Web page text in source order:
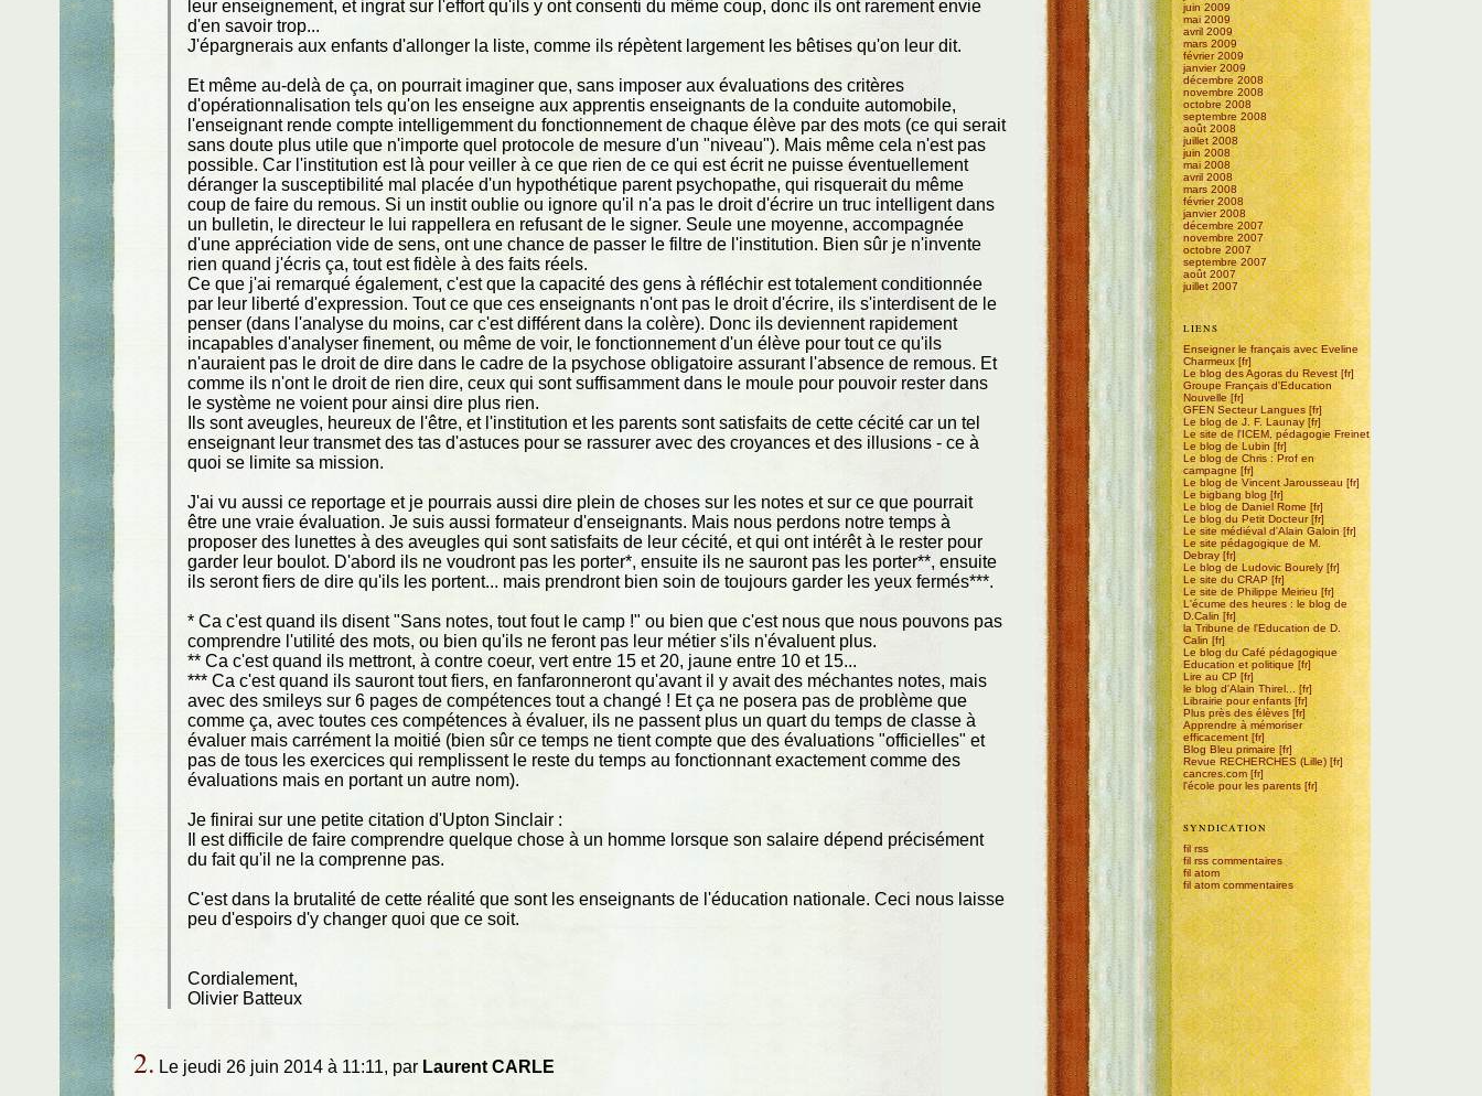
leur enseignement, et ingrat sur l'effort qu'ils y ont consenti du même coup, donc ils ont rarement envie
d'en savoir trop...
J'épargnerais aux enfants d'allonger la liste, comme ils répètent largement les bêtises qu'on leur dit.
Et même au-delà de ça, on pourrait imaginer que, sans imposer aux évaluations des critères
d'opérationnalisation tels qu'on les enseigne aux apprentis enseignants de la conduite automobile,
l'enseignant rende compte intelligemment du fonctionnement de chaque élève par des mots (ce qui serait
sans doute plus utile que n'importe quel protocole de mesure d'un "niveau"). Mais même cela n'est pas
possible. Car l'institution est là pour veiller à ce que rien de ce qui est écrit ne puisse éventuellement
déranger la susceptibilité mal placée d'un hypothétique parent psychopathe, qui risquerait du même
coup de faire du remous. Si un instit oublie ou ignore qu'il n'a pas le droit d'écrire un truc intelligent dans
un bulletin, le directeur le lui rappellera en refusant de le signer. Seule une moyenne, accompagnée
d'une appréciation vide de sens, ont une chance de passer le filtre de l'institution. Bien sûr je n'invente
rien quand j'écris ça, tout est fidèle à des faits réels.
Ce que j'ai remarqué également, c'est que la capacité des gens à réfléchir est totalement conditionnée
par leur liberté d'expression. Tout ce que ces enseignants n'ont pas le droit d'écrire, ils s'interdisent de le
penser (dans l'analyse du moins, car c'est différent dans la colère). Donc ils deviennent rapidement
incapables d'analyser finement, ou même de voir, le fonctionnement d'un élève pour tout ce qu'ils
n'auraient pas le droit de dire dans le cadre de la psychose obligatoire assurant l'absence de remous. Et
comme ils n'ont le droit de rien dire, ceux qui sont suffisamment dans le moule pour pouvoir rester dans
le système ne voient pour ainsi dire plus rien.
Ils sont aveugles, heureux de l'être, et l'institution et les parents sont satisfaits de cette cécité car un tel
enseignant leur transmet des tas d'astuces pour se rassurer avec des croyances et des illusions - ce à
quoi se limite sa mission.
J'ai vu aussi ce reportage et je pourrais aussi dire plein de choses sur les notes et sur ce que pourrait
être une vraie évaluation. Je suis aussi formateur d'enseignants. Mais nous perdons notre temps à
proposer des lunettes à des aveugles qui sont satisfaits de leur cécité, et qui ont intérêt à le rester pour
garder leur boulot. D'abord ils ne voudront pas les porter*, ensuite ils ne sauront pas les porter**, ensuite
ils seront fiers de dire qu'ils les portent... mais prendront bien soin de toujours garder les yeux fermés***.
* Ca c'est quand ils disent "Sans notes, tout fout le camp !" ou bien que c'est nous que nous pouvons pas
comprendre l'utilité des mots, ou bien qu'ils ne feront pas leur métier s'ils n'évaluent plus.
** Ca c'est quand ils mettront, à contre coeur, vert entre 15 et 20, jaune entre 10 et 15...
*** Ca c'est quand ils sauront tout fiers, en fanfaronneront qu'avant il y avait des méchantes notes, mais
avec des smileys sur 6 pages de compétences tout a changé ! Et ça ne posera pas de problème que
comme ça, avec toutes ces compétences à évaluer, ils ne passent plus un quart du temps de classe à
évaluer mais carrément la moitié (bien sûr ce temps ne tient compte que des évaluations "officielles" et
pas de tous les exercices qui remplissent le reste du temps au fonctionnant exactement comme des
évaluations mais en portant un autre nom).
Je finirai sur une petite citation d'Upton Sinclair :
Il est difficile de faire comprendre quelque chose à un homme lorsque son salaire dépend précisément
du fait qu'il ne la comprenne pas.
C'est dans la brutalité de cette réalité que sont les enseignants de l'éducation nationale. Ceci nous laisse
peu d'espoirs d'y changer quoi que ce soit.
Cordialement,
Olivier Batteux
2. Le jeudi 26 juin 2014 à 11:11, par Laurent CARLE
juin 2009
mai 2009
avril 2009
mars 2009
février 2009
janvier 2009
décembre 2008
novembre 2008
octobre 2008
septembre 2008
août 2008
juillet 2008
juin 2008
mai 2008
avril 2008
mars 2008
février 2008
janvier 2008
décembre 2007
novembre 2007
octobre 2007
septembre 2007
août 2007
juillet 2007
LIENS
Enseigner le français avec Eveline
Charmeux
Le blog des Agoras du Revest
Groupe Français d'Education
Nouvelle
GFEN Secteur Langues
Le blog de J. F. Launay
Le site de l'ICEM, pédagogie Freinet
Le blog de Lubin
Le blog de Chris : Prof en
campagne
Le blog de Vincent Jarousseau
Le bigbang blog
Le blog de Daniel Rome
Le blog du Petit Docteur
Le site médiéval d'Alain Galoin
Le site pédagogique de M.
Debray
Le blog de Ludovic Bourely
Le site du CRAP
Le site de Philippe Meirieu
L'écume des heures : le blog de
D.Calin
la Tribune de l'Education de D.
Calin
Le blog du Café pédagogique
Education et politique
Lire au CP
le blog d'Alain Thirel...
Librairie pour enfants
Plus près des élèves
Apprendre à mémoriser
efficacement
Blog Bleu primaire
Revue RECHERCHES (Lille)
cancres.com
l'école pour les parents
SYNDICATION
fil rss
fil rss commentaires
fil atom
fil atom commentaires